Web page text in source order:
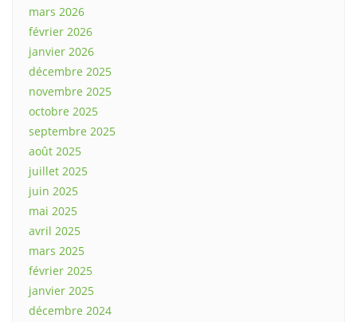
mars 2026
février 2026
janvier 2026
décembre 2025
novembre 2025
octobre 2025
septembre 2025
août 2025
juillet 2025
juin 2025
mai 2025
avril 2025
mars 2025
février 2025
janvier 2025
décembre 2024